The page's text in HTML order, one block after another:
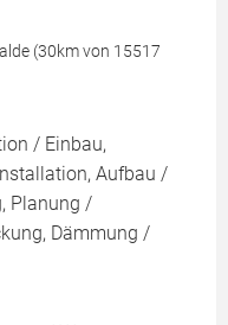
(30km von 15517
/ Einbau,
Aufbau /
Planung /
Dämmung /